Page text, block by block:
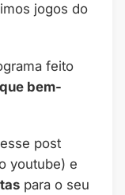
jogos do
feito
bem-
post
youtube) e
para o seu